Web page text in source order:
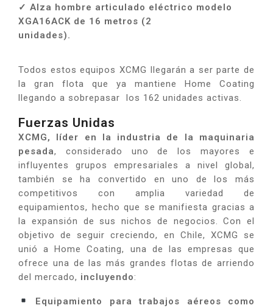
✓ Alza hombre articulado eléctrico modelo
XGA16ACK de 16 metros (2
unidades).
Todos estos equipos XCMG llegarán a ser parte de
la gran flota que ya mantiene Home Coating
llegando a sobrepasar los 162 unidades activas.
Fuerzas Unidas
XCMG, líder en la industria de la maquinaria
pesada, considerado uno de los mayores e
influyentes grupos empresariales a nivel global,
también se ha convertido en uno de los más
competitivos con amplia variedad de
equipamientos, hecho que se manifiesta gracias a
la expansión de sus nichos de negocios. Con el
objetivo de seguir creciendo, en Chile, XCMG se
unió a Home Coating, una de las empresas que
ofrece una de las más grandes flotas de arriendo
del mercado, incluyendo:
Equipamiento para trabajos aéreos como